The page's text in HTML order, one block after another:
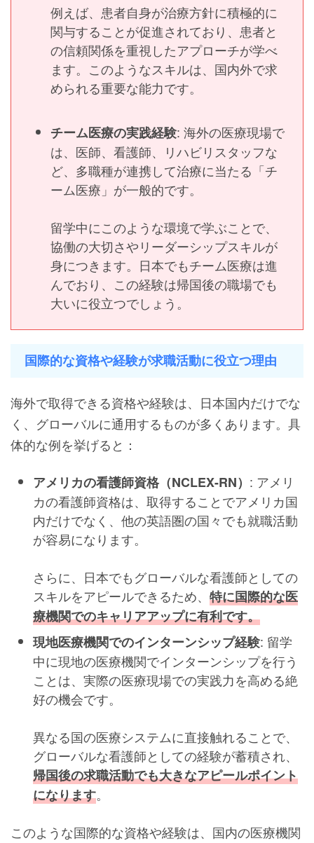
例えば、患者自身が治療方針に積極的に
関与することが促進されており、患者と
の信頼関係を重視したアプローチが学べ
ます。このようなスキルは、国内外で求
められる重要な能力です。
チーム医療の実践経験: 海外の医療現場で
は、医師、看護師、リハビリスタッフな
ど、多職種が連携して治療に当たる「チ
ーム医療」が一般的です。
留学中にこのような環境で学ぶことで、
協働の大切さやリーダーシップスキルが
身につきます。日本でもチーム医療は進
んでおり、この経験は帰国後の職場でも
大いに役立つでしょう。
国際的な資格や経験が求職活動に役立つ理由
海外で取得できる資格や経験は、日本国内だけでな
く、グローバルに通用するものが多くあります。具
体的な例を挙げると：
アメリカの看護師資格（NCLEX-RN） : アメリ
カの看護師資格は、取得することでアメリカ国
内だけでなく、他の英語圏の国々でも就職活動
が容易になります。
さらに、日本でもグローバルな看護師としての
スキルをアピールできるため、 特に国際的な医
療機関でのキャリアアップに有利です。
現地医療機関でのインターンシップ経験: 留学
中に現地の医療機関でインターンシップを行う
ことは、実際の医療現場での実践力を高める絶
好の機会です。
異なる国の医療システムに直接触れることで、
グローバルな看護師としての経験が蓄積され、
帰国後の求職活動でも大きなアピールポイント
になります。
このような国際的な資格や経験は、国内の医療機関